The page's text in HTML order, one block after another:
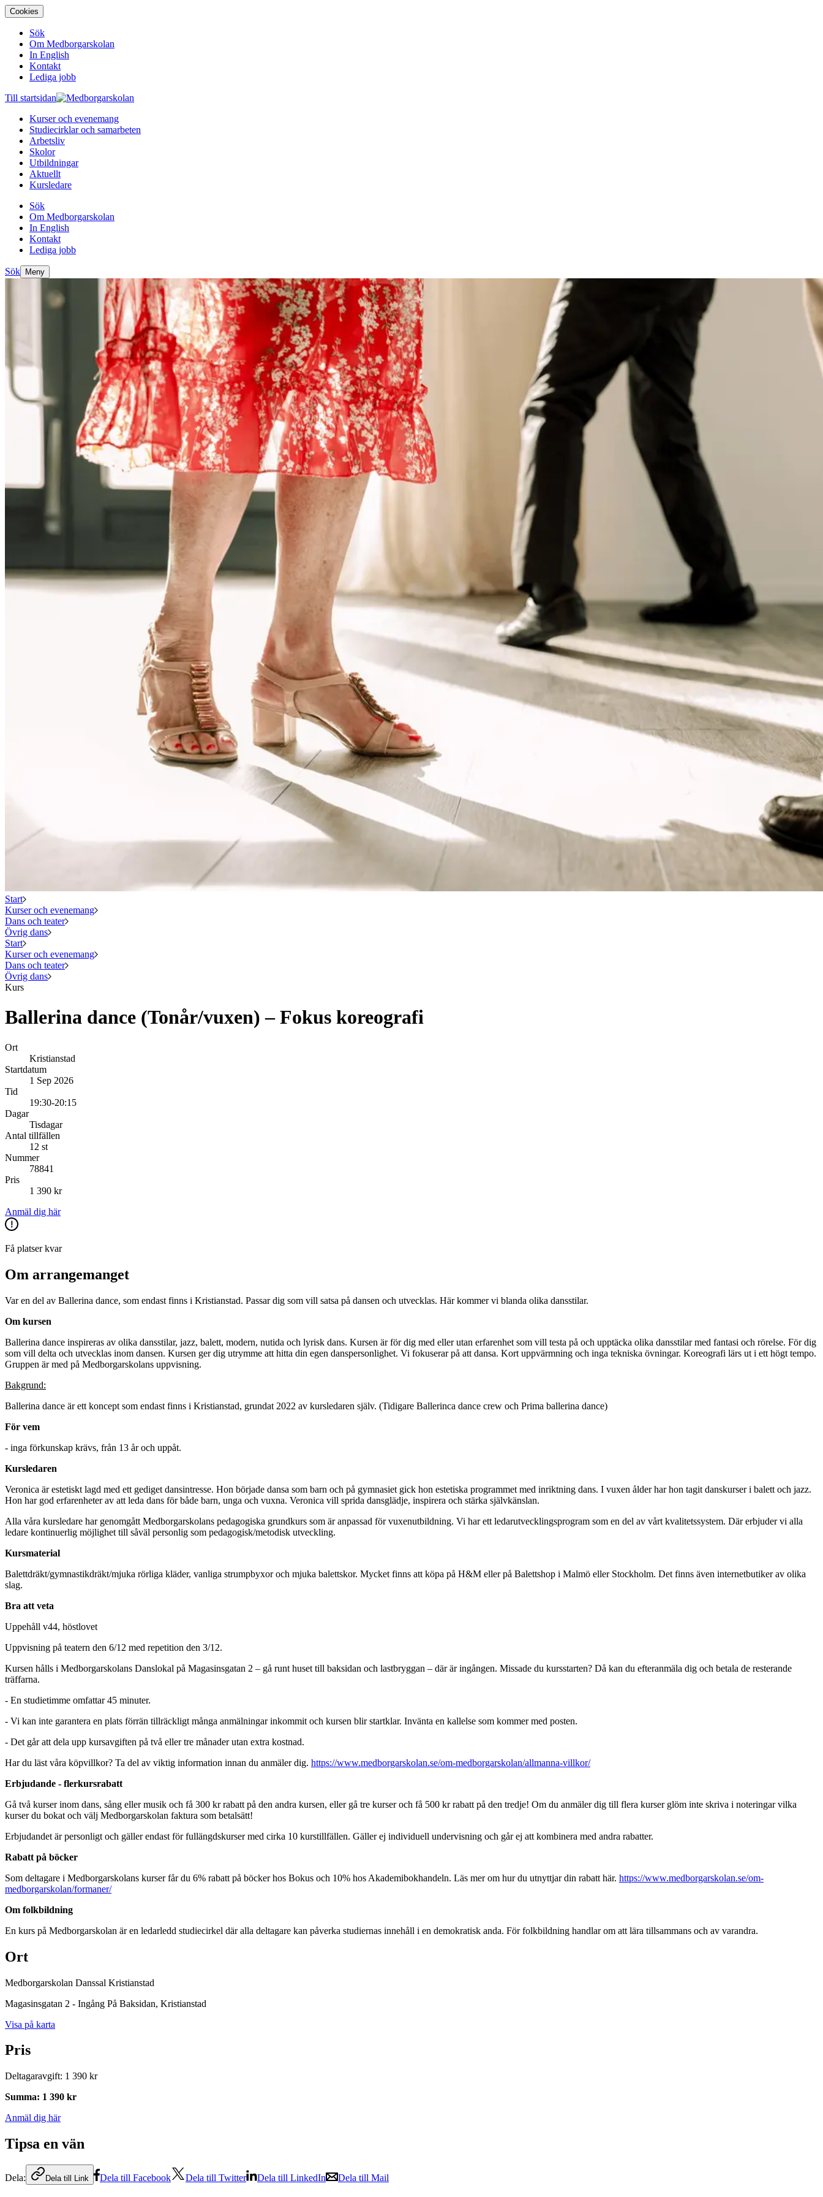
Cookies
Sök
Om Medborgarskolan
In English
Kontakt
Lediga jobb
Till startsidan
Kurser och evenemang
Studiecirklar och samarbeten
Arbetsliv
Skolor
Utbildningar
Aktuellt
Kursledare
Sök
Om Medborgarskolan
In English
Kontakt
Lediga jobb
Sök Meny
Start
Kurser och evenemang
Dans och teater
Övrig dans
Start
Kurser och evenemang
Dans och teater
Övrig dans
Kurs
Ballerina dance (Tonår/vuxen) – Fokus koreografi
Ort
Kristianstad
Startdatum
1 Sep 2026
Tid
19:30-20:15
Dagar
Tisdagar
Antal tillfällen
12 st
Nummer
78841
Pris
1 390 kr
Anmäl dig här
Få platser kvar
Om arrangemanget
Var en del av Ballerina dance, som endast finns i Kristianstad. Passar dig som vill satsa på dansen och utvecklas. Här kommer vi blanda olika dansstilar.
Om kursen
Ballerina dance inspireras av olika dansstilar, jazz, balett, modern, nutida och lyrisk dans. Kursen är för dig med eller utan erfarenhet som vill testa på och upptäcka olika dansstilar med fantasi och rörelse. För dig
som vill delta och utvecklas inom dansen. Kursen ger dig utrymme att hitta din egen danspersonlighet. Vi fokuserar på att dansa. Kort uppvärmning och inga tekniska övningar. Koreografi lärs ut i ett högt tempo.
Gruppen är med på Medborgarskolans uppvisning.
Bakgrund:
Ballerina dance är ett koncept som endast finns i Kristianstad, grundat 2022 av kursledaren själv. (Tidigare Ballerinca dance crew och Prima ballerina dance)
För vem
- inga förkunskap krävs, från 13 år och uppåt.
Kursledaren
Veronica är estetiskt lagd med ett gediget dansintresse. Hon började dansa som barn och på gymnasiet gick hon estetiska programmet med inriktning dans. I vuxen ålder har hon tagit danskurser i balett och jazz.
Hon har god erfarenheter av att leda dans för både barn, unga och vuxna. Veronica vill sprida dansglädje, inspirera och stärka självkänslan.
Alla våra kursledare har genomgått Medborgarskolans pedagogiska grundkurs som är anpassad för vuxenutbildning. Vi har ett ledarutvecklingsprogram som en del av vårt kvalitetssystem. Där erbjuder vi alla
ledare kontinuerlig möjlighet till såväl personlig som pedagogisk/metodisk utveckling.
Kursmaterial
Balettdräkt/gymnastikdräkt/mjuka rörliga kläder, vanliga strumpbyxor och mjuka balettskor. Mycket finns att köpa på H&M eller på Balettshop i Malmö eller Stockholm. Det finns även internetbutiker av olika
slag.
Bra att veta
Uppehåll v44, höstlovet
Uppvisning på teatern den 6/12 med repetition den 3/12.
Kursen hålls i Medborgarskolans Danslokal på Magasinsgatan 2 – gå runt huset till baksidan och lastbryggan – där är ingången. Missade du kursstarten? Då kan du efteranmäla dig och betala de resterande
träffarna.
- En studietimme omfattar 45 minuter.
- Vi kan inte garantera en plats förrän tillräckligt många anmälningar inkommit och kursen blir startklar. Invänta en kallelse som kommer med posten.
- Det går att dela upp kursavgiften på två eller tre månader utan extra kostnad.
Har du läst våra köpvillkor? Ta del av viktig information innan du anmäler dig. https://www.medborgarskolan.se/om-medborgarskolan/allmanna-villkor/
Erbjudande - flerkursrabatt
Gå två kurser inom dans, sång eller musik och få 300 kr rabatt på den andra kursen, eller gå tre kurser och få 500 kr rabatt på den tredje! Om du anmäler dig till flera kurser glöm inte skriva i noteringar vilka
kurser du bokat och välj Medborgarskolan faktura som betalsätt!
Erbjudandet är personligt och gäller endast för fullängdskurser med cirka 10 kurstillfällen. Gäller ej individuell undervisning och går ej att kombinera med andra rabatter.
Rabatt på böcker
Som deltagare i Medborgarskolans kurser får du 6% rabatt på böcker hos Bokus och 10% hos Akademibokhandeln. Läs mer om hur du utnyttjar din rabatt här. https://www.medborgarskolan.se/om-
medborgarskolan/formaner/
Om folkbildning
En kurs på Medborgarskolan är en ledarledd studiecirkel där alla deltagare kan påverka studiernas innehåll i en demokratisk anda. För folkbildning handlar om att lära tillsammans och av varandra.
Ort
Medborgarskolan Danssal Kristianstad
Magasinsgatan 2 - Ingång På Baksidan, Kristianstad
Visa på karta
Pris
Deltagaravgift: 1 390 kr
Summa: 1 390 kr
Anmäl dig här
Tipsa en vän
Dela: Dela till Link Dela till Facebook Dela till Twitter Dela till LinkedIn Dela till Mail